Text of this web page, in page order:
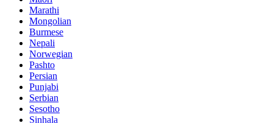
Marathi
Mongolian
Burmese
Nepali
Norwegian
Pashto
Persian
Punjabi
Serbian
Sesotho
Sinhala